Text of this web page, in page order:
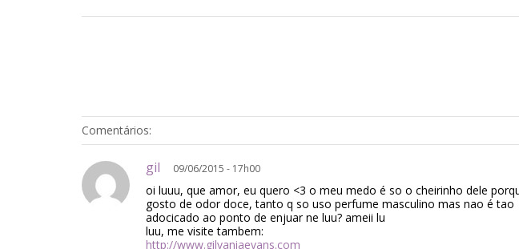
Comentários:
gil 09/06/2015 - 17h00
oi luuu, que amor, eu quero <3 o meu medo é so o cheirinho dele
gosto de odor doce, tanto q so uso perfume masculino mas nao é tao
adocicado ao ponto de enjuar ne luu? ameii lu
luu, me visite tambem:
http://www.gilvaniaevans.com